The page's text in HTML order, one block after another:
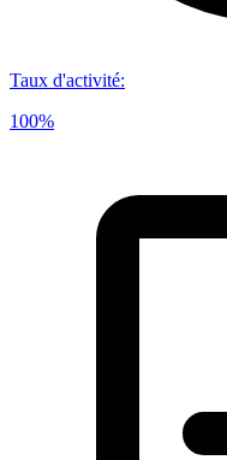
Taux d'activité:
100%